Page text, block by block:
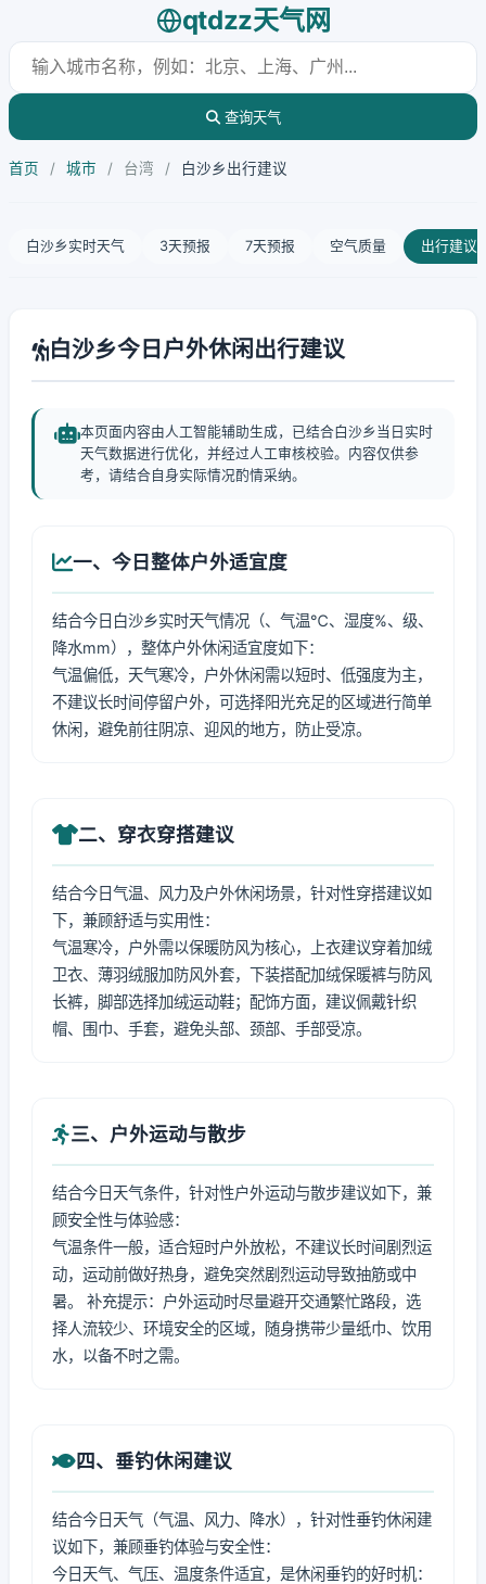
qtdzz天气网
查询天气
首页 / 城市 / 台湾 / 白沙乡出行建议
白沙乡实时天气 3天预报 7天预报 空气质量 出行建议
白沙乡今日户外休闲出行建议
本页面内容由人工智能辅助生成，已结合白沙乡当日实时
天气数据进行优化，并经过人工审核校验。内容仅供参
考，请结合自身实际情况酌情采纳。
一、今日整体户外适宜度
结合今日白沙乡实时天气情况（、气温℃、湿度%、级、
降水mm），整体户外休闲适宜度如下：
气温偏低，天气寒冷，户外休闲需以短时、低强度为主，
不建议长时间停留户外，可选择阳光充足的区域进行简单
休闲，避免前往阴凉、迎风的地方，防止受凉。
二、穿衣穿搭建议
结合今日气温、风力及户外休闲场景，针对性穿搭建议如
下，兼顾舒适与实用性：
气温寒冷，户外需以保暖防风为核心，上衣建议穿着加绒
卫衣、薄羽绒服加防风外套，下装搭配加绒保暖裤与防风
长裤，脚部选择加绒运动鞋；配饰方面，建议佩戴针织
帽、围巾、手套，避免头部、颈部、手部受凉。
三、户外运动与散步
结合今日天气条件，针对性户外运动与散步建议如下，兼
顾安全性与体验感：
气温条件一般，适合短时户外放松，不建议长时间剧烈运
动，运动前做好热身，避免突然剧烈运动导致抽筋或中
暑。 补充提示：户外运动时尽量避开交通繁忙路段，选
择人流较少、环境安全的区域，随身携带少量纸巾、饮用
水，以备不时之需。
四、垂钓休闲建议
结合今日天气（气温、风力、降水），针对性垂钓休闲建
议如下，兼顾垂钓体验与安全性：
今日天气、气压、温度条件适宜，是休闲垂钓的好时机：